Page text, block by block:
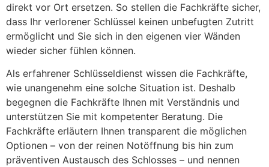
direkt vor Ort ersetzen. So stellen die Fachkräfte sicher,
dass Ihr verlorener Schlüssel keinen unbefugten Zutritt
ermöglicht und Sie sich in den eigenen vier Wänden
wieder sicher fühlen können.
Als erfahrener Schlüsseldienst wissen die Fachkräfte,
wie unangenehm eine solche Situation ist. Deshalb
begegnen die Fachkräfte Ihnen mit Verständnis und
unterstützen Sie mit kompetenter Beratung. Die
Fachkräfte erläutern Ihnen transparent die möglichen
Optionen – von der reinen Notöffnung bis hin zum
präventiven Austausch des Schlosses – und nennen